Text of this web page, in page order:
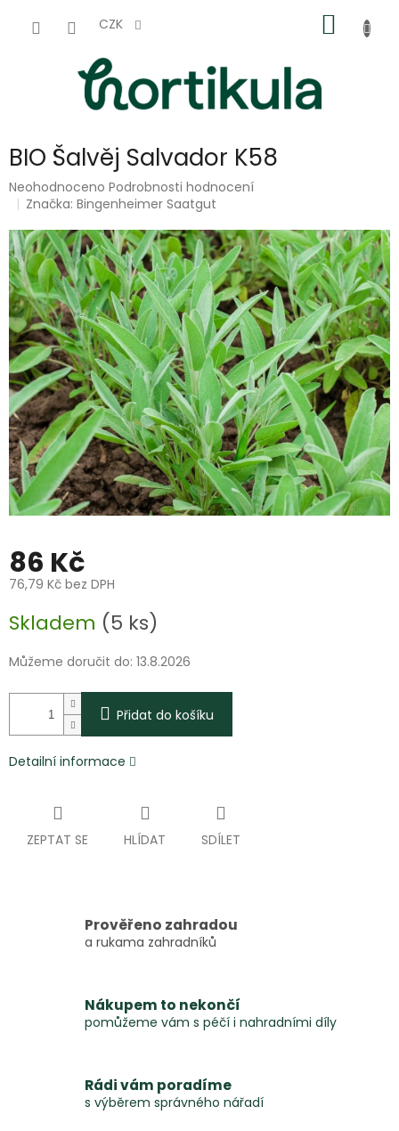
CZK
KOŠÍK
BIO Šalvěj Salvador K58
Průměrné
hodnocení
je
0,0
z
5
hvězdiček.
Neohodnoceno Podrobnosti hodnocení
Značka:Bingenheimer Saatgut
86 Kč
76,79 Kč bez DPH
cena:
Skladem (5 ks)
Můžeme doručit do: 13.8.2026
Přidat do košíku
Detailní informace
ZEPTAT SE HLÍDAT SDÍLET
Prověřeno zahradou
a rukama zahradníků
Nákupem to nekončí
pomůžeme vám s péčí i nahradními díly
Rádi vám poradíme
s výběrem správného nářadí